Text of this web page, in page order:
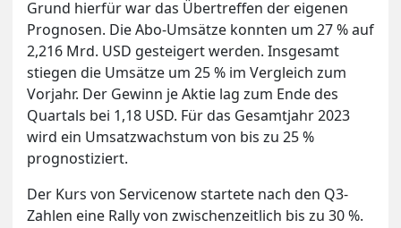
Grund hierfür war das Übertreffen der eigenen
Prognosen. Die Abo-Umsätze konnten um 27 % auf
2,216 Mrd. USD gesteigert werden. Insgesamt
stiegen die Umsätze um 25 % im Vergleich zum
Vorjahr. Der Gewinn je Aktie lag zum Ende des
Quartals bei 1,18 USD. Für das Gesamtjahr 2023
wird ein Umsatzwachstum von bis zu 25 %
prognostiziert.
Der Kurs von Servicenow startete nach den Q3-
Zahlen eine Rally von zwischenzeitlich bis zu 30 %.